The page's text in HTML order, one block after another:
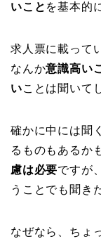
いこと を基本的
求人票に載って
なんか意識高い
いことは聞いて
確かに中には聞
るものもあるか
慮は必要ですが
うことでも聞き
なぜなら、ちょ